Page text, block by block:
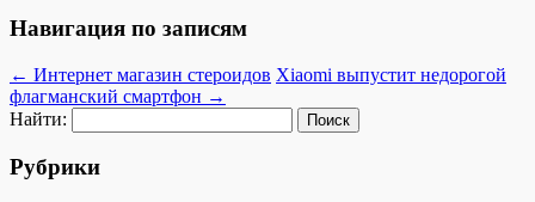
Навигация по записям
← Интернет магазин стероидов Xiaomi выпустит недорогой
флагманский смартфон →
Найти:
Рубрики